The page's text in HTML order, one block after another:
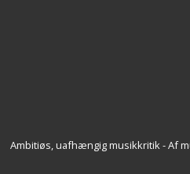
Ambitiøs, uafhængig musikkritik - Af